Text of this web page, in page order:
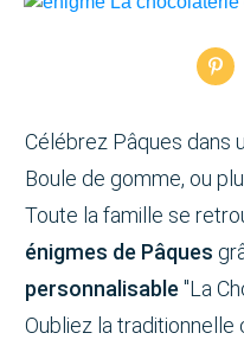
Célébrez Pâques dans
Boule de gomme, ou
Toute la famille se
énigmes de Pâques
personnalisable"La
Oubliez la